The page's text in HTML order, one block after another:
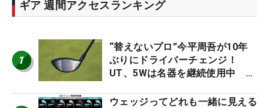
ギア 週間アクセスランキング
1
“替えないプロ”今平周吾が10年
ぶりにドライバーチェンジ！
UT、5Wは名器を継続使用中 #
ウェッジってどれも一緒に見える